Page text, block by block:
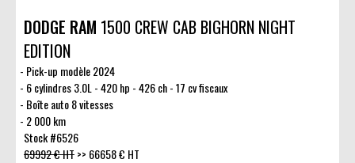
DODGE RAM 1500 CREW CAB BIGHORN NIGHT
EDITION
Pick-up modèle 2024
6 cylindres 3.0L - 420 hp - 426 ch - 17 cv fiscaux
Boîte auto 8 vitesses
2 000 km
Stock #6526
69992 € HT>> 66658 € HT